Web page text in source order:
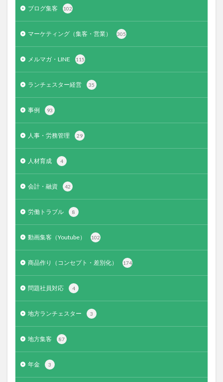
ブログ集客 102
マーケティング（集客・営業） 305
メルマガ・LINE 115
ランチェスター経営 35
事例 93
人事・労務管理 29
人材育成 4
会計・融資 42
労働トラブル 8
動画集客（Youtube） 102
商品作り（コンセプト・差別化） 174
問題社員対応 4
地方ランチェスター 3
地方集客 87
年金 3